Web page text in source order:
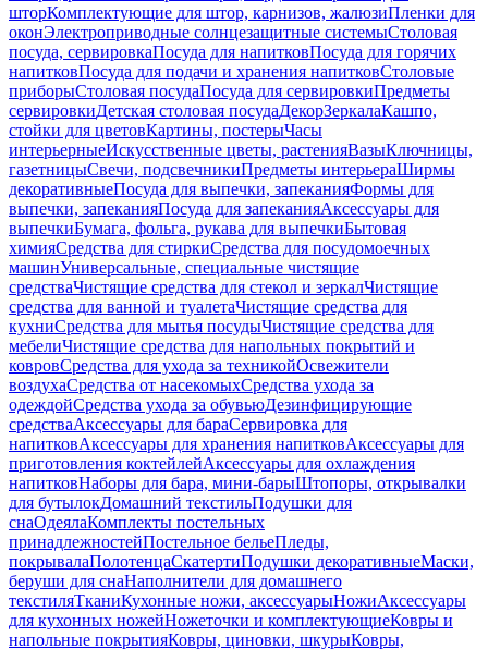
шторКомплектующие для штор, карнизов, жалюзиПленки для
оконЭлектроприводные солнцезащитные системыСтоловая
посуда, сервировкаПосуда для напитковПосуда для горячих
напитковПосуда для подачи и хранения напитковСтоловые
приборыСтоловая посудаПосуда для сервировкиПредметы
сервировкиДетская столовая посудаДекорЗеркалаКашпо,
стойки для цветовКартины, постерыЧасы
интерьерныеИскусственные цветы, растенияВазыКлючницы,
газетницыСвечи, подсвечникиПредметы интерьераШирмы
декоративныеПосуда для выпечки, запеканияФормы для
выпечки, запеканияПосуда для запеканияАксессуары для
выпечкиБумага, фольга, рукава для выпечкиБытовая
химияСредства для стиркиСредства для посудомоечных
машинУниверсальные, специальные чистящие
средстваЧистящие средства для стекол и зеркалЧистящие
средства для ванной и туалетаЧистящие средства для
кухниСредства для мытья посудыЧистящие средства для
мебелиЧистящие средства для напольных покрытий и
ковровСредства для ухода за техникойОсвежители
воздухаСредства от насекомыхСредства ухода за
одеждойСредства ухода за обувьюДезинфицирующие
средстваАксессуары для бараСервировка для
напитковАксессуары для хранения напитковАксессуары для
приготовления коктейлейАксессуары для охлаждения
напитковНаборы для бара, мини-барыШтопоры, открывалки
для бутылокДомашний текстильПодушки для
снаОдеялаКомплекты постельных
принадлежностейПостельное бельеПледы,
покрывалаПолотенцаСкатертиПодушки декоративныеМаски,
беруши для снаНаполнители для домашнего
текстиляТканиКухонные ножи, аксессуарыНожиАксессуары
для кухонных ножейНожеточки и комплектующиеКовры и
напольные покрытияКовры, циновки, шкурыКовры,